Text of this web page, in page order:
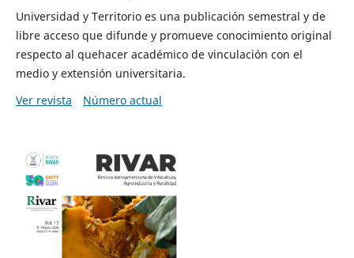
Universidad y Territorio es una publicación semestral y de
libre acceso que difunde y promueve conocimiento original
respecto al quehacer académico de vinculación con el
medio y extensión universitaria.
Ver revista
Número actual